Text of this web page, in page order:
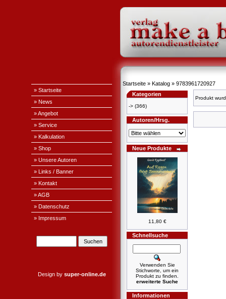
» Startseite
» News
» Angebot
» Service
» Kalkulation
» Shop
» Unsere Autoren
» Links / Banner
» Kontakt
» AGB
» Datenschutz
» Impressum
Design by super-online.de
Startseite » Katalog » 9783961720927
Kategorien
-> (366)
Autoren/Hrsg.
Neue Produkte
11,80 €
Schnellsuche
Verwenden Sie
Stichworte, um ein
Produkt zu finden.
erweiterte Suche
Informationen
Produkt